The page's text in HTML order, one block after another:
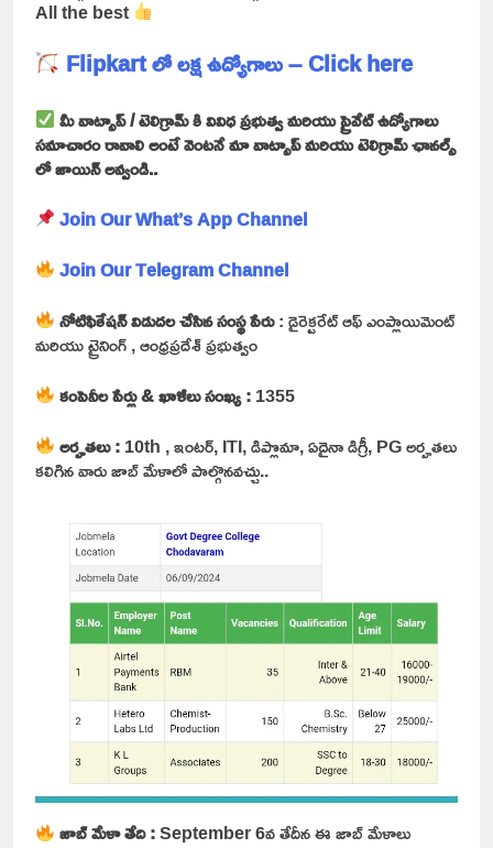
All the best
Flipkart లో లక్ష ఉద్యోగాలు – Click here
మీ వాట్సాప్ / టెలిగ్రామ్ కి వివిధ ప్రభుత్వ మరియు ప్రైవేట్ ఉద్యోగాలు
సమాచారం రావాలి అంటే వెంటనే మా వాట్సాప్ మరియు టెలిగ్రామ్ ఛానల్స్
లో జాయిన్ అవ్వండి..
Join Our What’s App Channel
Join Our Telegram Channel
నోటిఫికేషన్ విడుదల చేసిన సంస్థ పేరు: డైరెక్టరేట్ ఆఫ్ ఎంప్లాయిమెంట్
మరియు ట్రైనింగ్ , ఆంధ్రప్రదేశ్ ప్రభుత్వం
కంపెనీల పేర్లు & ఖాళీలు సంఖ్య :1355
అర్హతలు :10th , ఇంటర్, ITI, డిప్లొమా, ఏదైనా డిగ్రీ, PG అర్హతలు
కలిగిన వారు జాబ్ మేళాలో పాల్గొనవచ్చు..
జాబ్ మేళా తేది :September 6వ తేదీన ఈ జాబ్ మేళాలు